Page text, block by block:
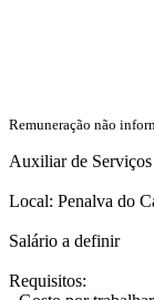
Remuneração não
Auxiliar de
Local: Penalva do
Salário a definir
Requisitos: